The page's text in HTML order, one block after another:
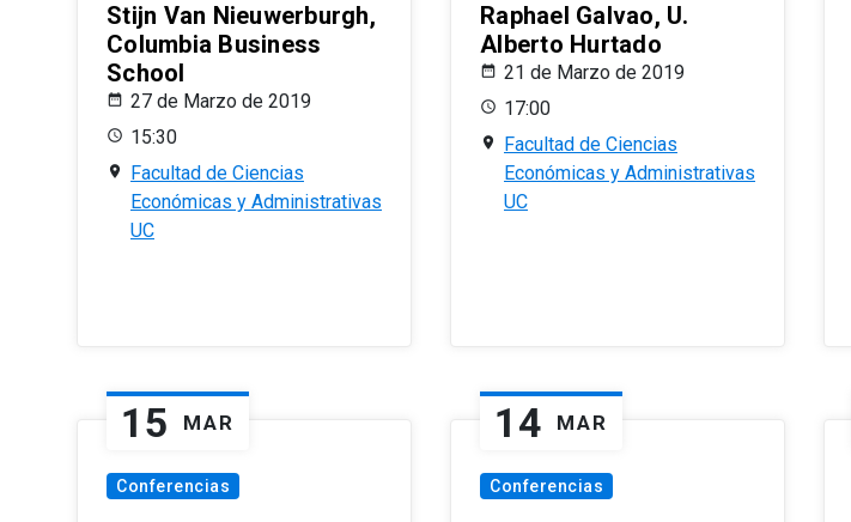
Stijn Van Nieuwerburgh,
Columbia Business
School
27 de Marzo de 2019
15:30
Facultad de Ciencias
Económicas y Administrativas
UC
Raphael Galvao, U.
Alberto Hurtado
21 de Marzo de 2019
17:00
Facultad de Ciencias
Económicas y Administrativas
UC
15 MAR
Conferencias
14 MAR
Conferencias